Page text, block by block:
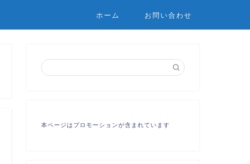
ホーム お問い合わせ
本ページはプロモーションが含まれています